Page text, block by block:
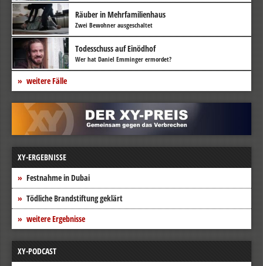
Räuber in Mehrfamilienhaus
Zwei Bewohner ausgeschaltet
Todesschuss auf Einödhof
Wer hat Daniel Emminger ermordet?
weitere Fälle
XY-ERGEBNISSE
Festnahme in Dubai
Tödliche Brandstiftung geklärt
weitere Ergebnisse
XY-PODCAST